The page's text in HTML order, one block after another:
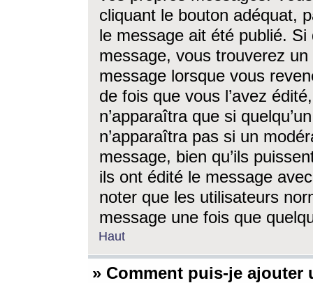
cliquant le bouton adéquat,
le message ait été publié. Si
message, vous trouverez
message lorsque vous
de fois que vous l’avez
n’apparaîtra que si
n’apparaîtra pas si un
message, bien qu’ils
ils ont édité le message
noter que les utilisateurs
message une fois que
Haut
» Comment puis-je ajouter